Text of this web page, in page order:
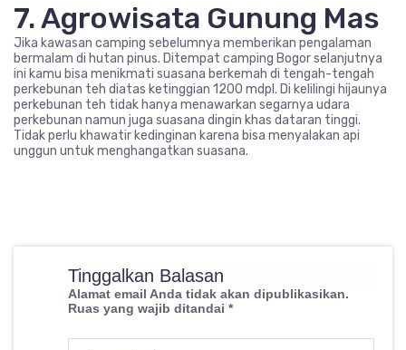
7. Agrowisata Gunung Mas
Jika kawasan camping sebelumnya memberikan pengalaman
bermalam di hutan pinus. Ditempat camping Bogor selanjutnya
ini kamu bisa menikmati suasana berkemah di tengah-tengah
perkebunan teh diatas ketinggian 1200 mdpl. Di kelilingi hijaunya
perkebunan teh tidak hanya menawarkan segarnya udara
perkebunan namun juga suasana dingin khas dataran tinggi.
Tidak perlu khawatir kedinginan karena bisa menyalakan api
unggun untuk menghangatkan suasana.
Tinggalkan Balasan
Alamat email Anda tidak akan dipublikasikan.
Ruas yang wajib ditandai *